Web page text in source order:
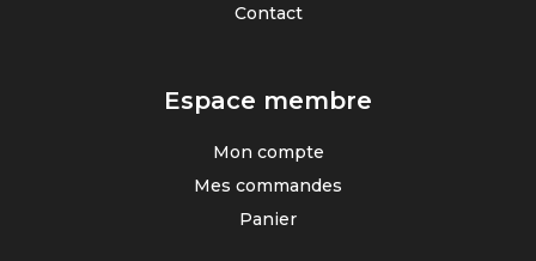
Contact
Espace membre
Mon compte
Mes commandes
Panier